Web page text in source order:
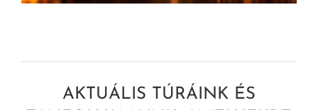
AKTUÁLIS TÚRÁINK ÉS